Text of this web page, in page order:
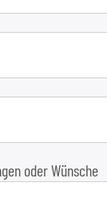
oder Wünsche